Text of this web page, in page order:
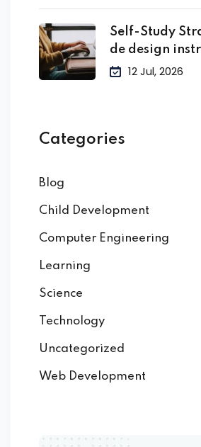
Self-Study
de design
12 Jul, 2026
Categories
Blog
Child Development
Computer Engineering
Learning
Science
Technology
Uncategorized
Web Development